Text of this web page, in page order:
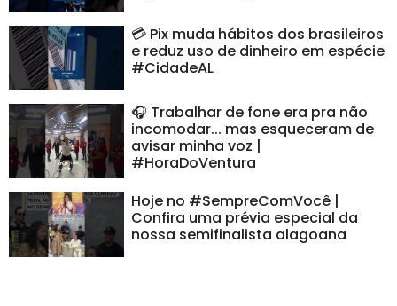
💳 Pix muda hábitos dos brasileiros
e reduz uso de dinheiro em espécie
#CidadeAL
🎧 Trabalhar de fone era pra não
incomodar... mas esqueceram de
avisar minha voz |
#HoraDoVentura
Hoje no #SempreComVocê |
Confira uma prévia especial da
nossa semifinalista alagoana